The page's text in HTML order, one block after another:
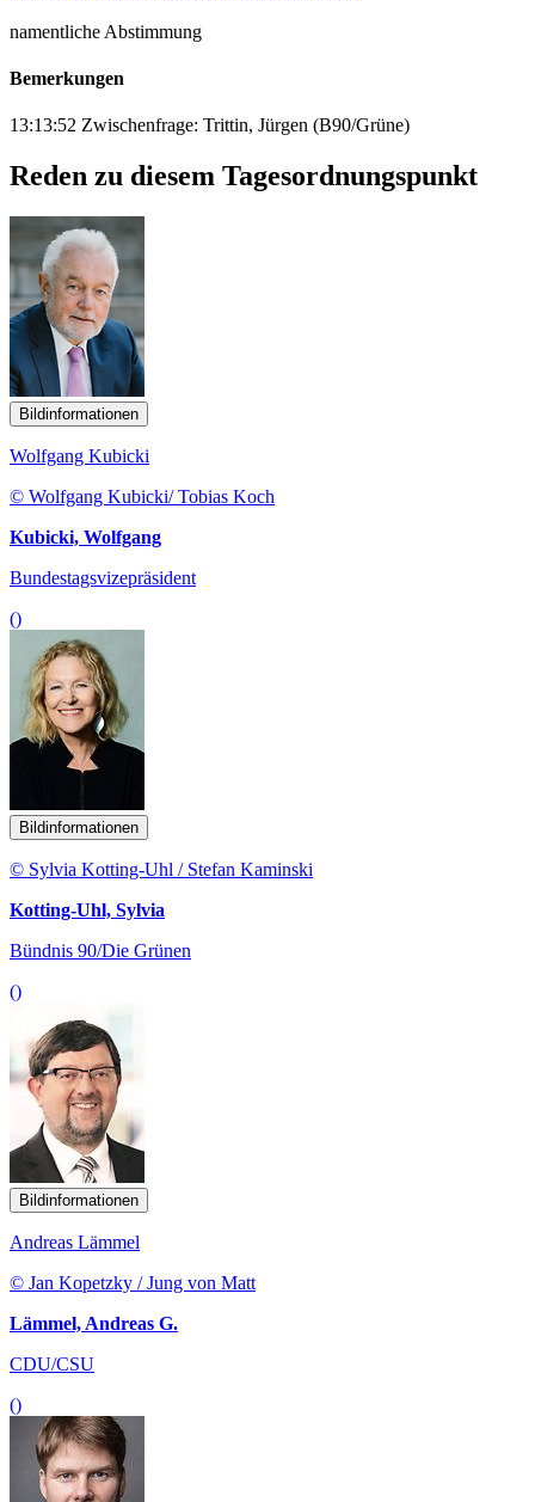
namentliche Abstimmung
Bemerkungen
13:13:52 Zwischenfrage: Trittin, Jürgen (B90/Grüne)
Reden zu diesem Tagesordnungspunkt
Bildinformationen
Wolfgang Kubicki
© Wolfgang Kubicki/ Tobias Koch
Kubicki, Wolfgang
Bundestagsvizepräsident
()
Bildinformationen
© Sylvia Kotting-Uhl / Stefan Kaminski
Kotting-Uhl, Sylvia
Bündnis 90/Die Grünen
()
Bildinformationen
Andreas Lämmel
© Jan Kopetzky / Jung von Matt
Lämmel, Andreas G.
CDU/CSU
()